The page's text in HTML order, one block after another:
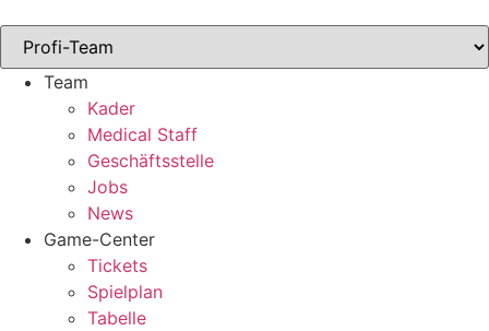
Team
Kader
Medical Staff
Geschäftsstelle
Jobs
News
Game-Center
Tickets
Spielplan
Tabelle